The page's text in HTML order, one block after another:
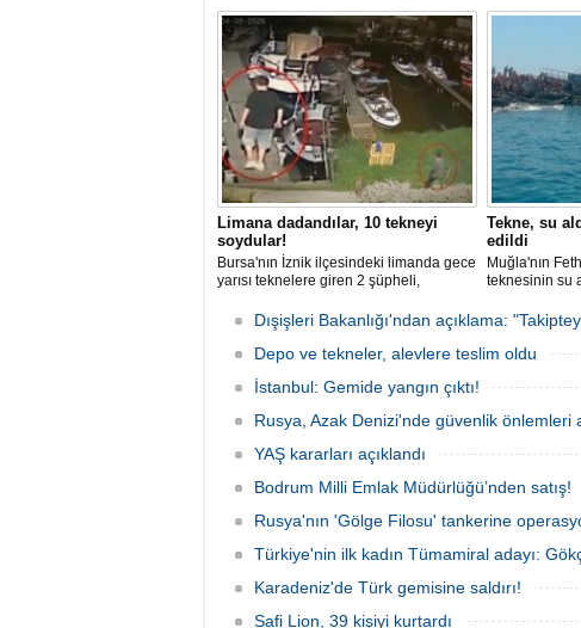
tutuklandığı
Limana dadandılar, 10 tekneyi
soydular!
Bursa'nın İznik ilçesindeki limanda gece
yarısı teknelere giren 2 şüpheli,
çaldı. Olay, güvenlik kameralarına
yansıdı, tekne sahiplerinin ihbarıyla
jandarma inceleme başlattı.
Tekne, su
edildi
Muğla'nın
teknesinin su
teknenin
kurtarma
Dışişleri Bakanlığı'ndan açıklama:
Depo ve tekneler, alevlere teslim oldu
İstanbul: Gemide yangın çıktı!
Rusya, Azak Denizi'nde güvenlik önlemleri
YAŞ kararları açıklandı
Bodrum Milli Emlak Müdürlüğü’nden satış!
Rusya'nın 'Gölge Filosu' tankerine
Türkiye'nin ilk kadın Tümamiral adayı:
Karadeniz'de Türk gemisine saldırı!
Safi Lion, 39 kişiyi kurtardı